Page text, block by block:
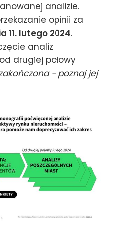
analizie.
opinii za
11. lutego 2024.
analiz
drugiej połowy
- poznaj jej